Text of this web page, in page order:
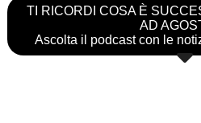
TI RICORDI COSA È
AD
Ascolta il podcast con le